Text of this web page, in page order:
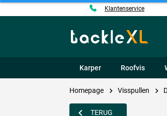
Klantenservice
Karper Roofvis
Homepage Visspullen
TERUG